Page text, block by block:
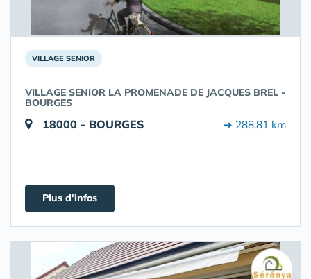
VILLAGE SENIOR
VILLAGE SENIOR LA PROMENADE DE JACQUES BREL -
BOURGES
18000 - BOURGES ➔ 288.81 km
Plus d'infos